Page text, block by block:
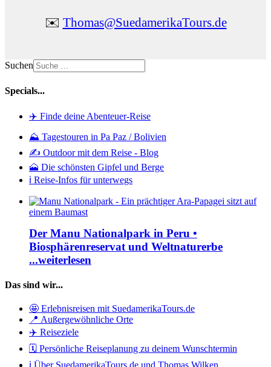
✉️ Thomas@SuedamerikaTours.de
Suchen
Specials...
✈️ Finde deine Abenteuer-Reise
⛰️ Tagestouren in Pa Paz / Bolivien
✍️ Outdoor mit dem Reise - Blog
🗻 Die schönsten Gipfel und Berge
ℹ️ Reise-Infos für unterwegs
Der Manu Nationalpark in Peru •
Biosphärenreservat und Weltnaturerbe
...weiterlesen
Das sind wir...
🤩 Erlebnisreisen mit SuedamerikaTours.de
📍 Außergewöhnliche Orte
✈️ Reiseziele
🗓️ Persönliche Reiseplanung zu deinem Wunschtermin